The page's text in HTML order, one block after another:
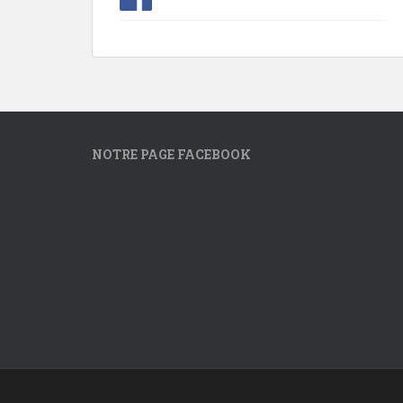
NOTRE PAGE FACEBOOK